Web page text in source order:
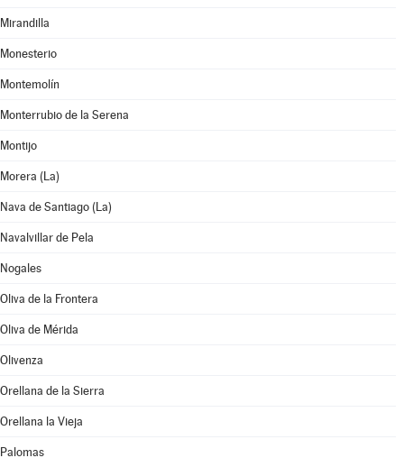
Mirandilla
Monesterio
Montemolín
Monterrubio de la Serena
Montijo
Morera (La)
Nava de Santiago (La)
Navalvillar de Pela
Nogales
Oliva de la Frontera
Oliva de Mérida
Olivenza
Orellana de la Sierra
Orellana la Vieja
Palomas